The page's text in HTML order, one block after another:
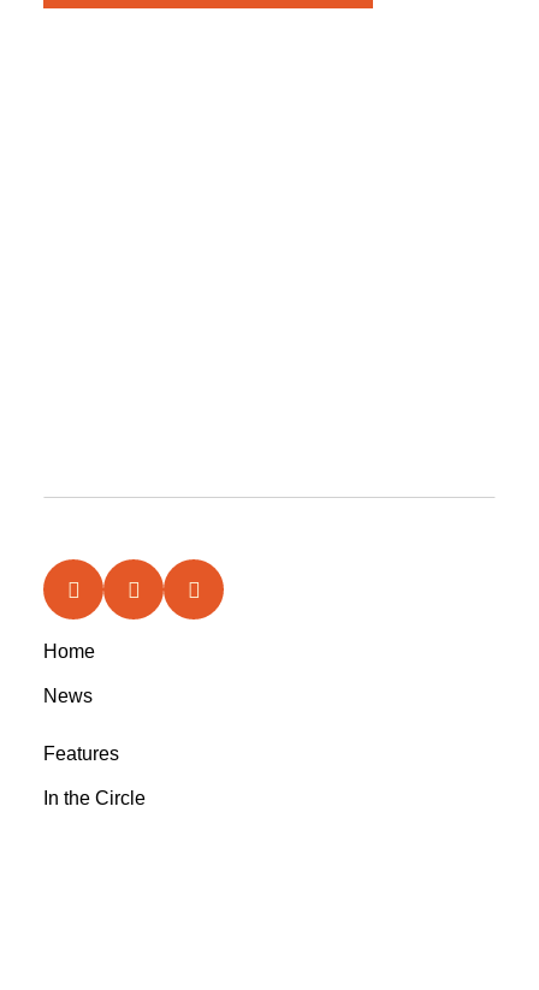
Home
News
Features
In the Circle